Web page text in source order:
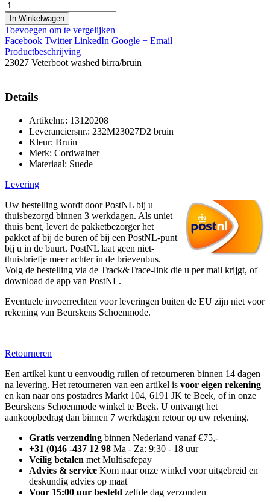
In Winkelwagen
Toevoegen om te vergelijken
Facebook Twitter LinkedIn Google + Email
Productbeschrijving
23027 Veterboot washed birra/bruin
Details
Artikelnr.: 13120208
Leveranciersnr.: 232M23027D2 bruin
Kleur: Bruin
Merk: Cordwainer
Materiaal: Suede
Levering
Uw bestelling wordt door PostNL bij u
thuisbezorgd binnen 3 werkdagen. Als uniet
thuis bent, levert de pakketbezorger het
pakket af bij de buren of bij een PostNL-punt
bij u in de buurt. PostNL laat geen niet-
thuisbriefje meer achter in de brievenbus.
Volg de bestelling via de Track&Trace-link die u per mail krijgt, of
download de app van PostNL.
Eventuele invoerrechten voor leveringen buiten de EU zijn niet voor
rekening van Beurskens Schoenmode.
Retourneren
Een artikel kunt u eenvoudig ruilen of retourneren binnen 14 dagen
na levering. Het retourneren van een artikel is voor eigen rekening
en kan naar ons postadres Markt 104, 6191 JK te Beek, of in onze
Beurskens Schoenmode winkel te Beek. U ontvangt het
aankoopbedrag dan binnen 7 werkdagen retour op uw rekening.
Gratis verzending binnen Nederland vanaf €75,-
+31 (0)46 -437 12 98 Ma - Za: 9:30 - 18 uur
Veilig betalen met Multisafepay
Advies & service Kom naar onze winkel voor uitgebreid en
deskundig advies op maat
Voor 15:00 uur besteld zelfde dag verzonden